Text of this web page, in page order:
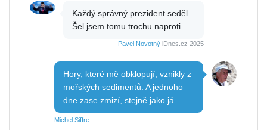
Každý správný prezident seděl.
Šel jsem tomu trochu naproti.
Pavel Novotný iDnes.cz 2025
Hory, které mě obklopují, vznikly z
mořských sedimentů. A jednoho
dne zase zmizí, stejně jako já.
Michel Siffre